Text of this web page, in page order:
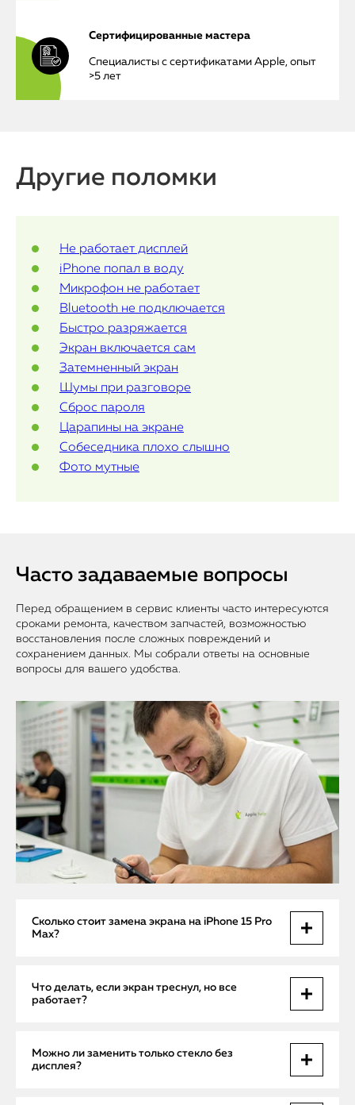
iPhone
MacBook
iMac
О нас
Контакты
Статьи
Сертифицированные мастера
Специалисты с сертификатами Apple, опыт
>5 лет
Другие поломки
Не работает дисплей
iPhone попал в воду
Микрофон не работает
Bluetooth не подключается
Быстро разряжается
Экран включается сам
Затемненный экран
Шумы при разговоре
Сброс пароля
Царапины на экране
Собеседника плохо слышно
Фото мутные
Часто задаваемые вопросы
Перед обращением в сервис клиенты часто интересуются
сроками ремонта, качеством запчастей, возможностью
восстановления после сложных повреждений и
сохранением данных. Мы собрали ответы на основные
вопросы для вашего удобства.
Сколько стоит замена экрана на iPhone 15 Pro
Max?
Цена зависит от степени повреждения и необходимости
менять весь модуль. Мы используем только
оригинальные запчасти, цена фиксируется до начала
Что делать, если экран треснул, но все
работает?
Даже если экран отображает изображение, трещины
ослабляют защиту. Влага и пыль могут попасть внутрь,
Можно ли заменить только стекло без
дисплея?